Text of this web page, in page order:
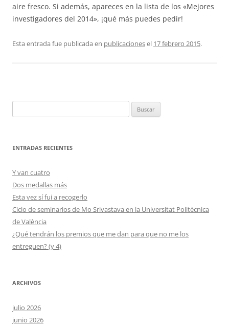
aire fresco. Si además, apareces en la lista de los «Mejores
investigadores del 2014», ¡qué más puedes pedir!
Esta entrada fue publicada en publicacionesel 17 febrero 2015.
ENTRADAS RECIENTES
Y van cuatro
Dos medallas más
Esta vez sí fui a recogerlo
Ciclo de seminarios de Mo Srivastava en la Universitat Politècnica
de València
¿Qué tendrán los premios que me dan para que no me los
entreguen? (y 4)
ARCHIVOS
julio 2026
junio 2026